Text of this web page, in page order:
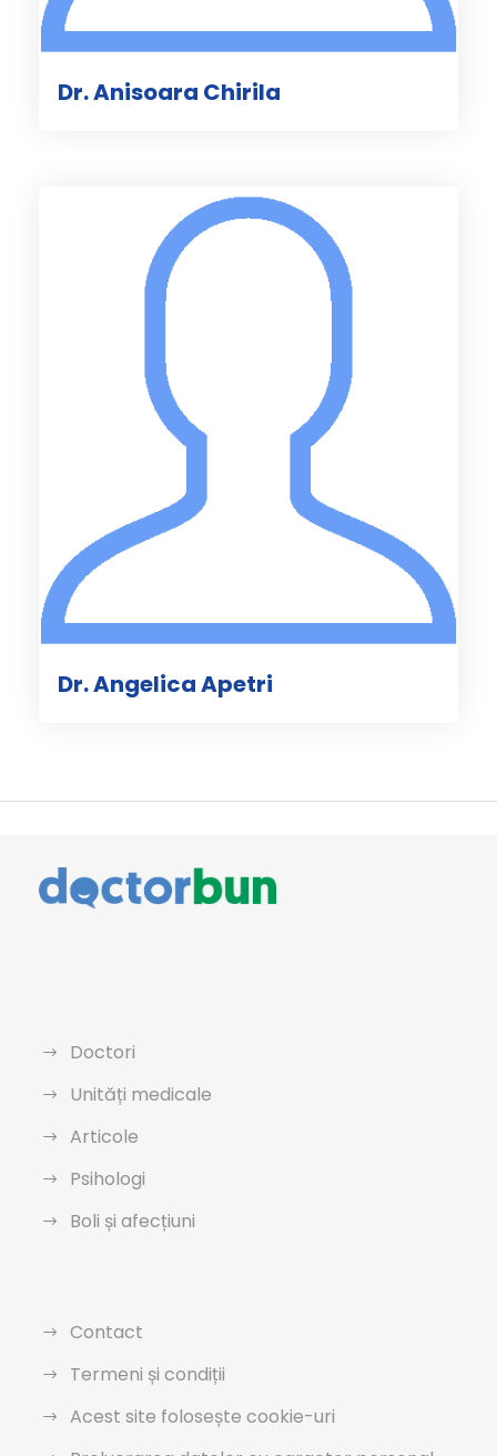
Dr. Anisoara Chirila
Dr. Angelica Apetri
Doctori
Unități medicale
Articole
Psihologi
Boli și afecțiuni
Contact
Termeni și condiții
Acest site folosește cookie-uri